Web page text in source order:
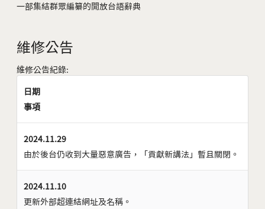
一部集結群眾編纂的開放台語辭典
維修公告
維修公告紀錄:
日期
事項
2024.11.29
由於後台仍收到大量惡意廣告，「貢獻新講法」暫且關閉。
2024.11.10
更新外部超連結網址及名稱。